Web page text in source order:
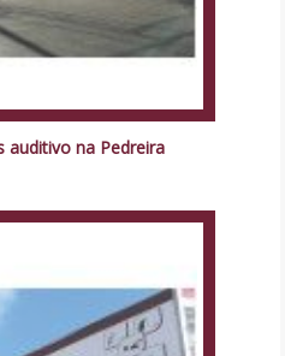
auditivo na Pedreira